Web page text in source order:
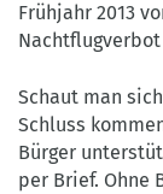
Frühjahr 2013
Schaut man
Schluss
Bürger
per Brief. Ohne